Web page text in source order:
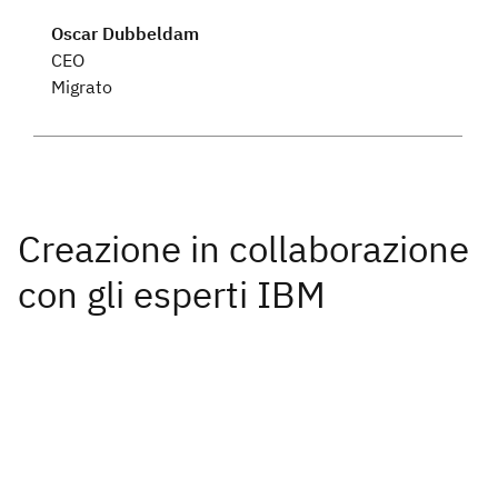
Oscar Dubbeldam
CEO
Migrato